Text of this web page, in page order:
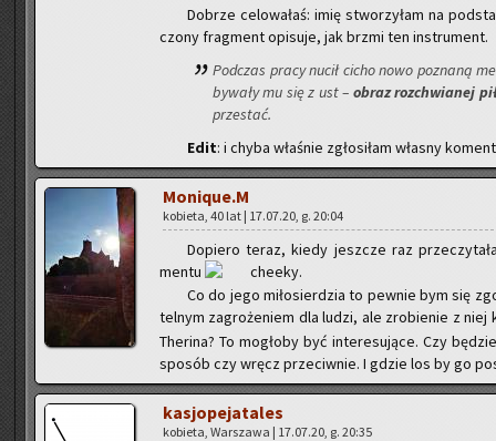
Do­brze ce­lo­wa­łaś: imię stwo­rzy­łam na
czo­ny frag­ment opi­su­je, jak brzmi ten in­stru­ment.
Pod­czas pracy nucił cicho nowo po­zna­ną
by­wa­ły mu się z ust – obraz roz­chwia­nej
prze­stać.
Edit: i chyba wła­śnie zgło­si­łam wła­sny
Mo­ni­que.M
ko­bie­ta, 40 lat | 17.07.20, g. 20:04
Do­pie­ro teraz, kiedy jesz­cze raz
men­tu
.
Co do jego mi­ło­sier­dzia to pew­nie bym się
tel­nym za­gro­że­niem dla ludzi, ale zro­bie­nie z niej
The­ri­na? To mo­gło­by być in­te­re­su­ją­ce. Czy
spo­sób czy wręcz prze­ciw­nie. I gdzie los by go
ka­sjo­pe­ja­ta­les
ko­bie­ta, War­sza­wa | 17.07.20, g. 20:35